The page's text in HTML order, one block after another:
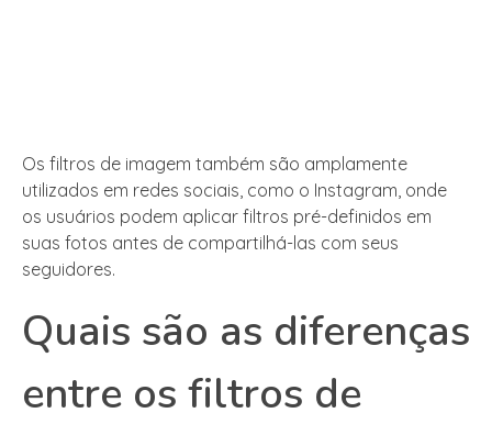
Os filtros de imagem também são amplamente
utilizados em redes sociais, como o Instagram, onde
os usuários podem aplicar filtros pré-definidos em
suas fotos antes de compartilhá-las com seus
seguidores.
Quais são as diferenças
entre os filtros de